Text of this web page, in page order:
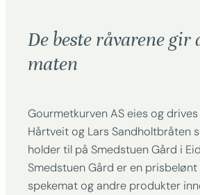
De beste råvarene gir
maten
Gourmetkurven AS eies og
Hårtveit og Lars Sandholtbråten
holder til på Smedstuen Gård i
Smedstuen Gård er en
spekemat og andre produkter